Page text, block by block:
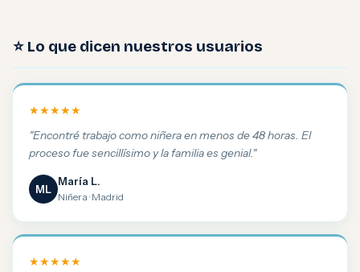
⭐ Lo que dicen nuestros usuarios
★★★★★
"Encontré trabajo como niñera en menos de 48 horas. El
proceso fue sencillísimo y la familia es genial."
ML
María L.
Niñera · Madrid
★★★★★